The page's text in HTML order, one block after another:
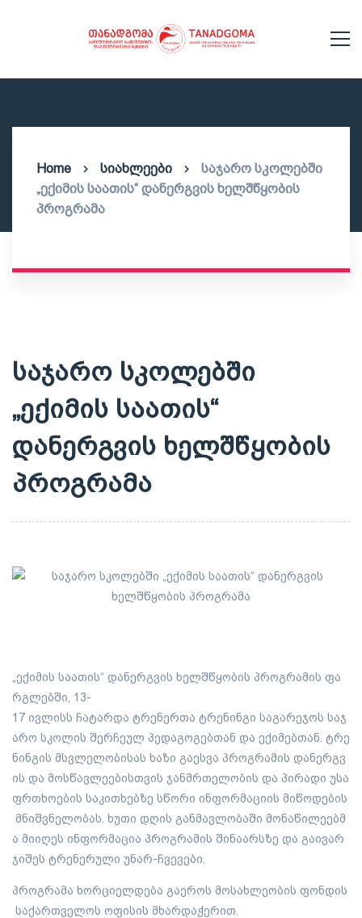
Home სიახლეები
საჯარო სკოლებში
„ექიმის საათის“ დანერგვის ხელშწყობის
პროგრამა
საჯარო სკოლებში
„ექიმის საათის“
დანერგვის ხელშწყობის
პროგრამა
„ექიმის საათის“ დანერგვის ხელშწყობის პროგრამის ფა
რგლებში, 13-
17 ივლისს ჩატარდა ტრენერთა ტრენინგი საგარეჯოს საჯ
არო სკოლის შერჩეულ პედაგოგებთან და ექიმებთან. ტრე
ნინგის მსვლელობისას ხაზი გაესვა პროგრამის დანერგვ
ის და მოსწავლეებისთვის ჯანმრთელობის და პირადი უსა
ფრთხოების საკითხებზე სწორი ინფორმაციის მიწოდების
მნიშვნელობას. ხუთი დღის განმავლობაში მონაწილეებმ
ა მიიღეს ინფორმაცია პროგრამის შინაარსზე და გაივარ
ჯიშეს ტრენერული უნარ-ჩვევები.
პროგრამა ხორციელდება გაეროს მოსახლეობის ფონდის
საქართველოს ოფისის მხარდაჭერით.